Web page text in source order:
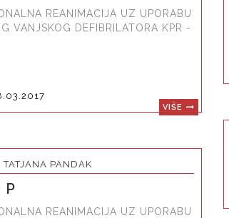
REANIMACIJA UZ UPORABU
VANJSKOG DEFIBRILATORA KPR -
VIŠE
TATJANA PANDAK
P
REANIMACIJA UZ UPORABU